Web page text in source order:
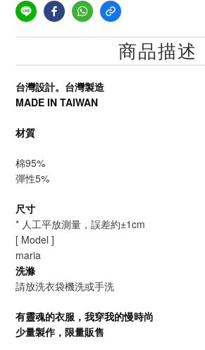
商品描述
台灣設計。台灣製造
MADE IN TAIWAN
材質
棉95%
彈性5%
尺寸
* 人工平放測量，誤差約±1cm
[ Model ]
maria
洗滌
請放洗衣袋機洗或手洗
有靈魂的衣服，我穿我的慢時尚
少量製作，限量販售